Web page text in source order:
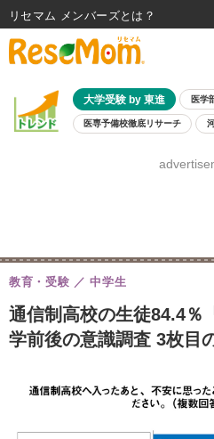
大学受験 by 東進 医学
医専予備校徹底リサーチ
8月開催学校説明
通信制高校の生徒84.4％
学前後の意識調査 3枚目
教育・受験 中学生
リセマム メンバーズ